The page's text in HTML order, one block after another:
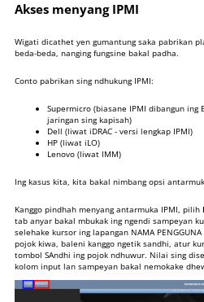
Akses menyang IPMI
Wigati dicathet yen gumantung saka pabrikan
beda-beda, nanging fungsine bakal padha.
Conto pabrikan sing ndhukung IPMI:
Supermicro (biasane IPMI dibangun
jaringan sing kapisah)
Dell (liwat iDRAC - versi lengkap IPMI)
HP (liwat iLO)
Lenovo (liwat IMM)
Ing kasus kita, kita bakal nimbang opsi
Kanggo pindhah menyang antarmuka IPMI, pilih
tab anyar bakal mbukak ing ngendi sampeyan
selehake kursor ing lapangan NAMA
pojok kiwa, baleni kanggo ngetik sandhi, atur
tombol SAndhi ing pojok ndhuwur. Nilai sing
kolom input lan sampeyan bakal nemokake